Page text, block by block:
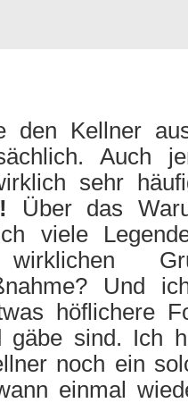
den Kellner
Auch
sehr
Über das
viele
Und
höflichere
gäbe sind. Ich
noch ein
einmal